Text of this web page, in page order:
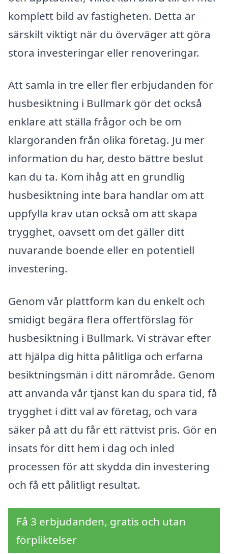
komplett bild av fastigheten. Detta är
särskilt viktigt när du överväger att göra
stora investeringar eller renoveringar.
Att samla in tre eller fler erbjudanden för
husbesiktning i Bullmark gör det också
enklare att ställa frågor och be om
klargöranden från olika företag. Ju mer
information du har, desto bättre beslut
kan du ta. Kom ihåg att en grundlig
husbesiktning inte bara handlar om att
uppfylla krav utan också om att skapa
trygghet, oavsett om det gäller ditt
nuvarande boende eller en potentiell
investering.
Genom vår plattform kan du enkelt och
smidigt begära flera offertförslag för
husbesiktning i Bullmark. Vi strävar efter
att hjälpa dig hitta pålitliga och erfarna
besiktningsmän i ditt närområde. Genom
att använda vår tjänst kan du spara tid, få
trygghet i ditt val av företag, och vara
säker på att du får ett rättvist pris. Gör en
insats för ditt hem i dag och inled
processen för att skydda din investering
och få ett pålitligt resultat.
Få 3 erbjudanden, gratis och utan
förpliktelser